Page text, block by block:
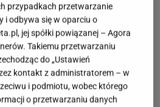
przypadkach przetwarzanie
i odbywa się w oparciu o
jej spółki powiązanej – Agora
Takiemu przetwarzaniu
do „Ustawień
kontakt z administratorem – w
i podmiotu, wobec którego
o przetwarzaniu danych